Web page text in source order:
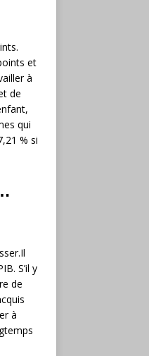
et
à
de
qui
% si
S’il y
de
à